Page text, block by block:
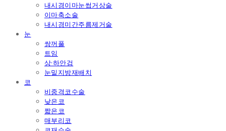
내시경이마눈썹거상술
이마축소술
내시경미간주름제거술
눈
쌍꺼풀
트임
상·하안검
눈밑지방재배치
코
비중격코수술
낮은코
짧은코
매부리코